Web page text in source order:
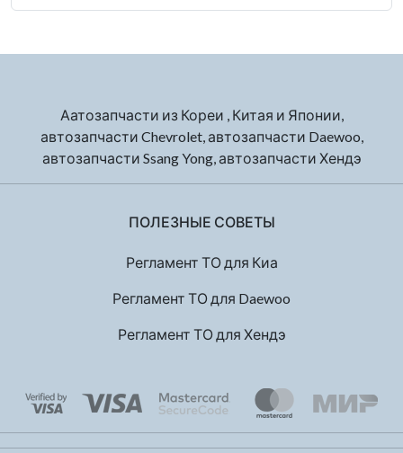
Аатозапчасти из Кореи , Китая и Японии,
автозапчасти Chevrolet, автозапчасти Daewoo,
автозапчасти Ssang Yong, автозапчасти Хендэ
ПОЛЕЗНЫЕ СОВЕТЫ
Регламент ТО для Киа
Регламент ТО для Daewoo
Регламент ТО для Хендэ